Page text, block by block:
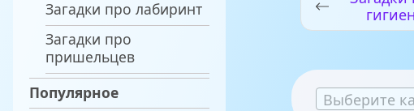
Загадки про лабиринт
Загадки про
пришельцев
Популярное
Выберите